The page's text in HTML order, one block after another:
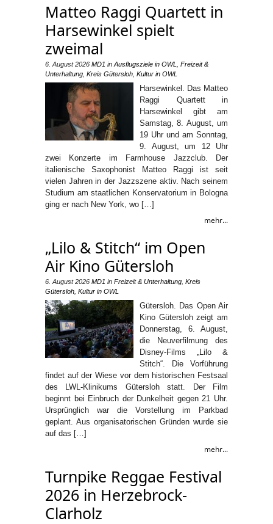
Matteo Raggi Quartett in
Harsewinkel spielt
zweimal
6. August 2026 MD1 in Ausflugsziele in OWL
Freizeit &
Unterhaltung Kreis Gütersloh Kultur in OWL
Harsewinkel. Das Matteo
Raggi Quartett in
Harsewinkel gibt am
Samstag, 8. August, um
19 Uhr und am Sonntag,
9. August, um 12 Uhr
zwei Konzerte im Farmhouse Jazzclub. Der
italienische Saxophonist Matteo Raggi ist seit
vielen Jahren in der Jazzszene aktiv. Nach seinem
Studium am staatlichen Konservatorium in Bologna
ging er nach New York, wo […]
mehr...
„Lilo & Stitch“ im Open
Air Kino Gütersloh
6. August 2026 MD1 in Freizeit & Unterhaltung Kreis
Gütersloh Kultur in OWL
Gütersloh. Das Open Air
Kino Gütersloh zeigt am
Donnerstag, 6. August,
die Neuverfilmung des
Disney-Films „Lilo &
Stitch“. Die Vorführung
findet auf der Wiese vor dem historischen Festsaal
des LWL-Klinikums Gütersloh statt. Der Film
beginnt bei Einbruch der Dunkelheit gegen 21 Uhr.
Ursprünglich war die Vorstellung im Parkbad
geplant. Aus organisatorischen Gründen wurde sie
auf das […]
mehr...
Turnpike Reggae Festival
2026 in Herzebrock-
Clarholz